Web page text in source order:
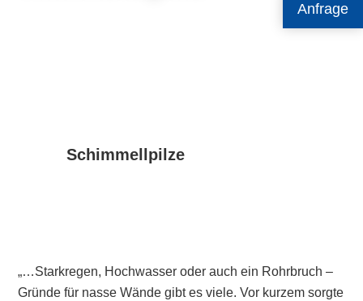
Anfrage
Schimmellpilze
„…Starkregen, Hochwasser oder auch ein Rohrbruch –
Gründe für nasse Wände gibt es viele. Vor kurzem sorgte